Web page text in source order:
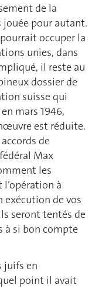
de la
jouée pour autant.
occuper la
unies, dans
il reste au
dossier de
suisse qui
mars 1946,
est réduite.
de
Max
les
à
exécution de vos
seront tentés de
à si bon compte
juifs en
point il avait